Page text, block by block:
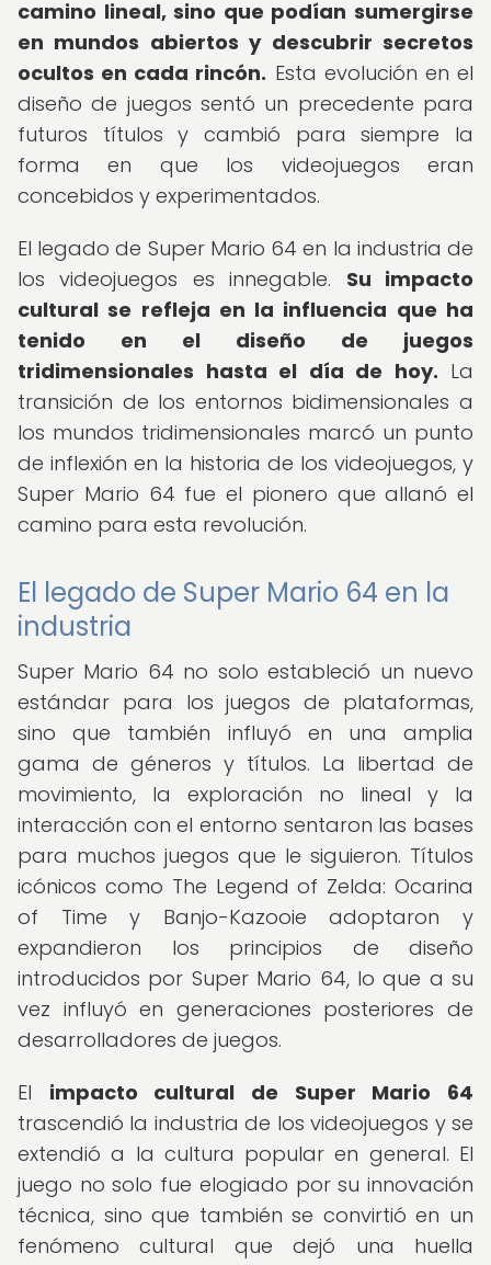
camino lineal, sino que podían sumergirse
en mundos abiertos y descubrir secretos
ocultos en cada rincón. Esta evolución en el
diseño de juegos sentó un precedente para
futuros títulos y cambió para siempre la
forma en que los videojuegos eran
concebidos y experimentados.
El legado de Super Mario 64 en la industria de
los videojuegos es innegable. Su impacto
cultural se refleja en la influencia que ha
tenido en el diseño de juegos
tridimensionales hasta el día de hoy. La
transición de los entornos bidimensionales a
los mundos tridimensionales marcó un punto
de inflexión en la historia de los videojuegos, y
Super Mario 64 fue el pionero que allanó el
camino para esta revolución.
El legado de Super Mario 64 en la
industria
Super Mario 64 no solo estableció un nuevo
estándar para los juegos de plataformas,
sino que también influyó en una amplia
gama de géneros y títulos. La libertad de
movimiento, la exploración no lineal y la
interacción con el entorno sentaron las bases
para muchos juegos que le siguieron. Títulos
icónicos como The Legend of Zelda: Ocarina
of Time y Banjo-Kazooie adoptaron y
expandieron los principios de diseño
introducidos por Super Mario 64, lo que a su
vez influyó en generaciones posteriores de
desarrolladores de juegos.
El impacto cultural de Super Mario 64
trascendió la industria de los videojuegos y se
extendió a la cultura popular en general. El
juego no solo fue elogiado por su innovación
técnica, sino que también se convirtió en un
fenómeno cultural que dejó una huella